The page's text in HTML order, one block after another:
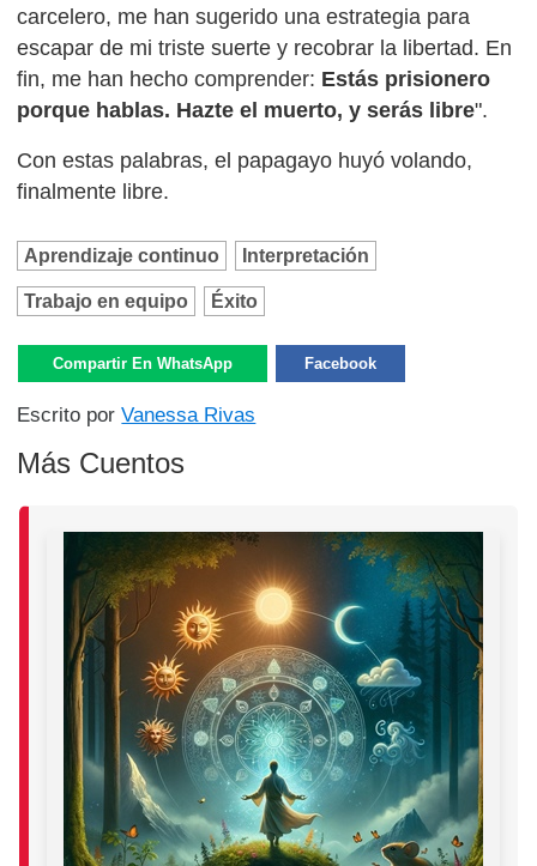
carcelero, me han sugerido una estrategia para
escapar de mi triste suerte y recobrar la libertad. En
fin, me han hecho comprender: Estás prisionero
porque hablas. Hazte el muerto, y serás libre".
Con estas palabras, el papagayo huyó volando,
finalmente libre.
Aprendizaje continuo Interpretación
Trabajo en equipo Éxito
Compartir En WhatsApp Facebook
Escrito porVanessa Rivas
Más Cuentos